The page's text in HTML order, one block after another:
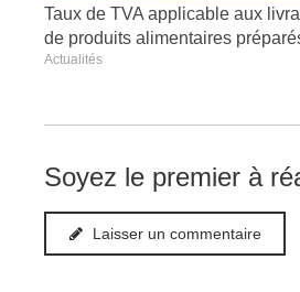
Taux de TVA applicable aux
de produits alimentaires
Actualités
Soyez le premier à
Laisser un commentaire